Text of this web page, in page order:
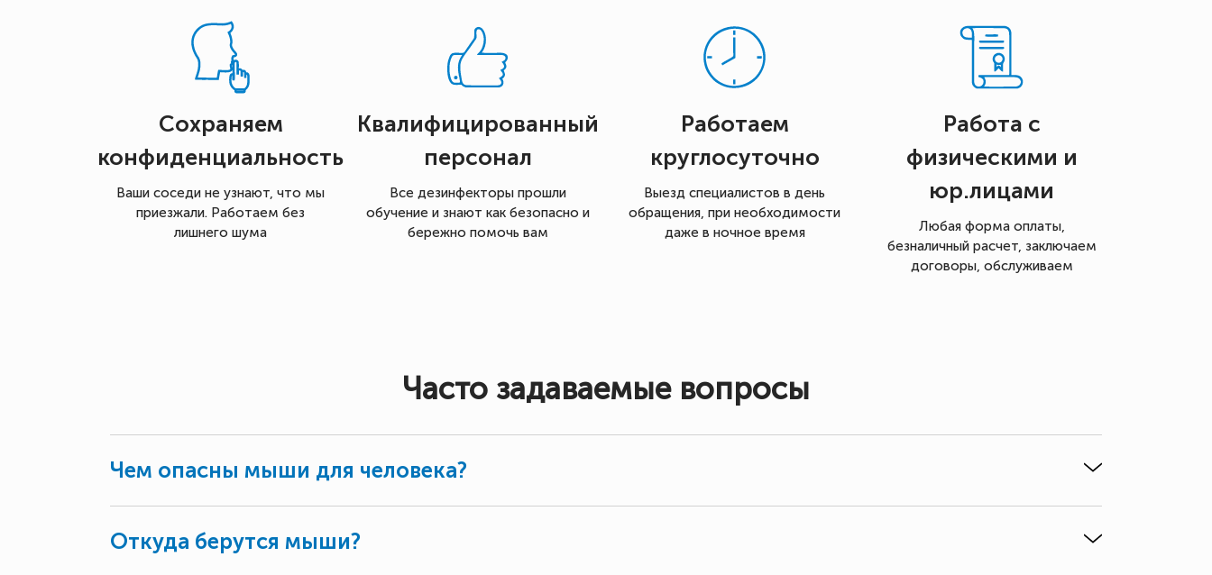
Сохраняем
конфиденциальность
Ваши соседи не узнают, что мы
приезжали. Работаем без
лишнего шума
Квалифицированный
персонал
Все дезинфекторы прошли
обучение и знают как безопасно и
бережно помочь вам
Работаем
круглосуточно
Выезд специалистов в день
обращения, при необходимости
даже в ночное время
Работа с
физическими и
юр.лицами
Любая форма оплаты,
безналичный расчет, заключаем
договоры, обслуживаем
Часто задаваемые вопросы
Чем опасны мыши для человека?
Откуда берутся мыши?